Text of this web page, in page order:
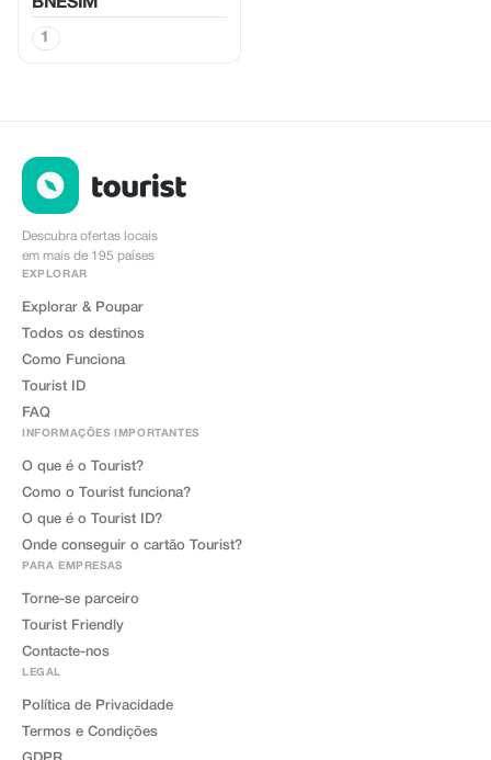
BNESIM
1
Descubra ofertas locais
em mais de 195 países
EXPLORAR
Explorar & Poupar
Todos os destinos
Como Funciona
Tourist ID
FAQ
INFORMAÇÕES IMPORTANTES
O que é o Tourist?
Como o Tourist funciona?
O que é o Tourist ID?
Onde conseguir o cartão Tourist?
PARA EMPRESAS
Torne-se parceiro
Tourist Friendly
Contacte-nos
LEGAL
Política de Privacidade
Termos e Condições